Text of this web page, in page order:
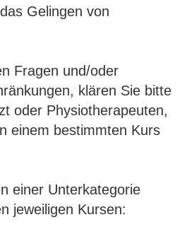
Gelingen von
Fragen und/oder
klären Sie bitte
oder Physiotherapeuten,
einem bestimmten Kurs
einer Unterkategorie
jeweiligen Kursen: